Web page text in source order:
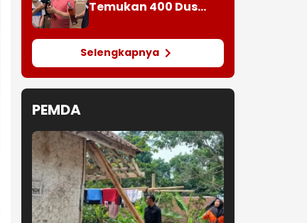
Temukan 400 Dus
Selengkapnya
PEMDA